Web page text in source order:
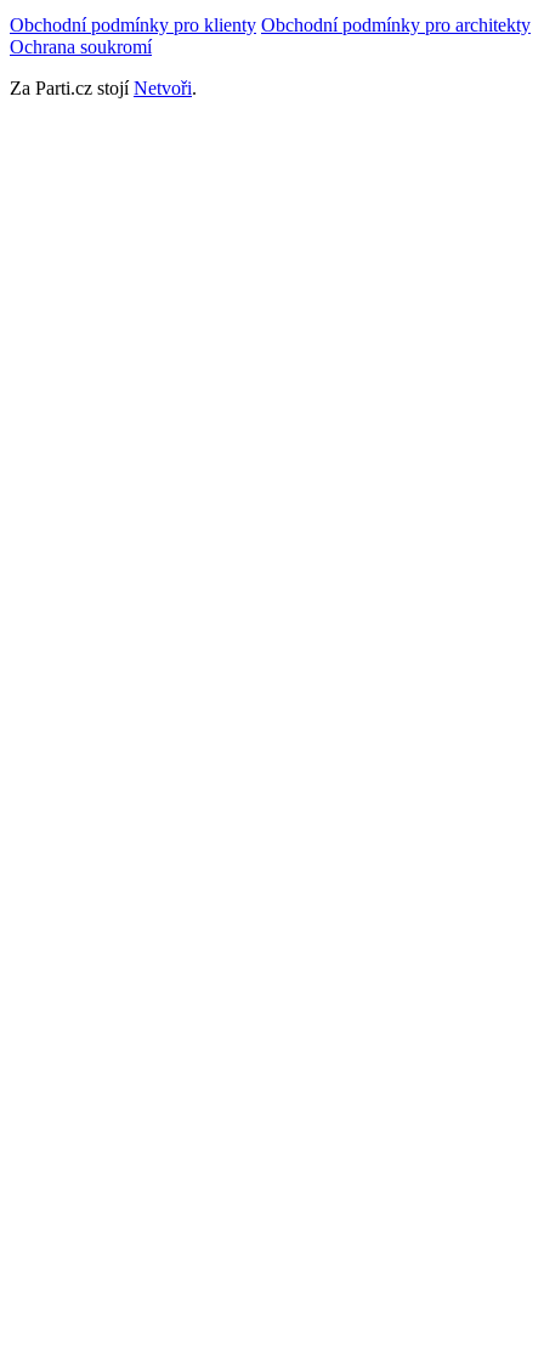
Obchodní podmínky pro klienty Obchodní podmínky pro architekty
Ochrana soukromí
Za Parti.cz stojíNetvoři.